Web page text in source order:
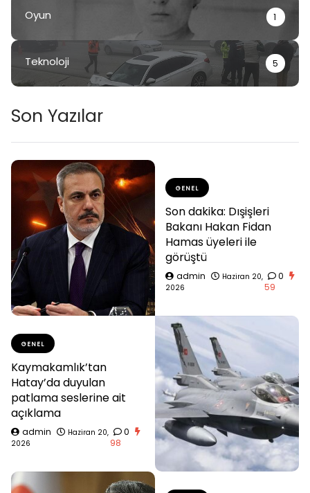
Oyun 1
Teknoloji 5
Son Yazılar
GENEL
Son dakika: Dışişleri
Bakanı Hakan Fidan
Hamas üyeleri ile
görüştü
admin
Haziran 20,
2026
0
59
GENEL
Kaymakamlık’tan
Hatay’da duyulan
patlama seslerine ait
açıklama
admin
Haziran 20,
2026
0
98